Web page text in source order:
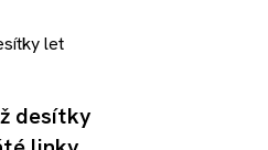
desítky